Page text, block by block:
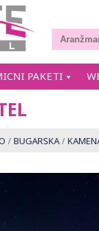
PAKETI
BUGARSKA